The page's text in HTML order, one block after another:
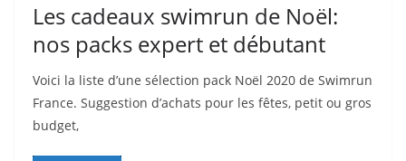
Les cadeaux swimrun de Noël:
nos packs expert et débutant
Voici la liste d’une sélection pack Noël 2020 de Swimrun
France. Suggestion d’achats pour les fêtes, petit ou gros
budget,